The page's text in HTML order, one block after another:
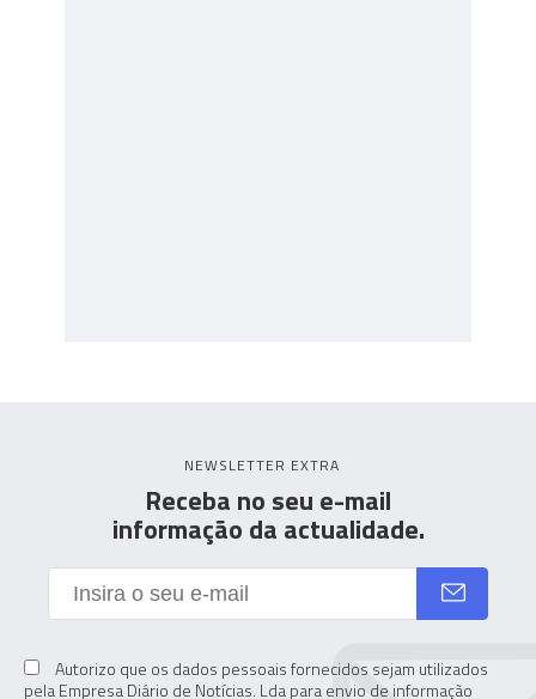
NEWSLETTER EXTRA
Receba no seu e-mail
informação da actualidade.
Autorizo que os dados pessoais fornecidos sejam utilizados
pela Empresa Diário de Notícias. Lda para envio de informação